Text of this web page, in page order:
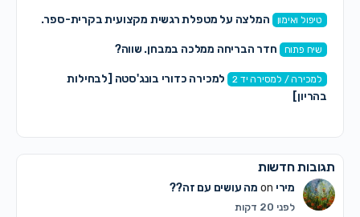
טיפול ואימון המלצה על מטפלת רגשית מקצועית בקרית-ספר.
שיח פתוח חדר הבריחה ממלכה במבחן. שווה?
למכירה / למסירה יד 2
למכירה כדורי בונג'סטה [לבחילות
בהריון]
תגובות חדשות
מיריon מה עושים עם זה??
לפני 20 דקות